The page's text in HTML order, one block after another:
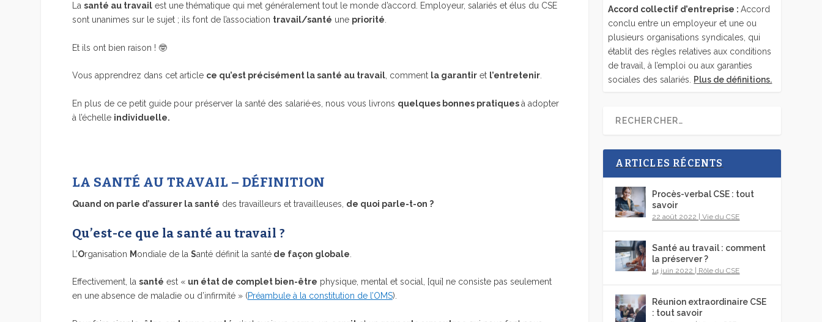
La santé au travailest une thématique qui met généralement tout le monde d’accord. Employeur, salariés et élus du CSE
sont unanimes sur le sujet ; ils font de l’association travail/santé une priorité.
Et ils ont bien raison ! 🤓
Vous apprendrez dans cet article ce qu’est précisément la santé au travail, comment la garantiret l’entretenir.
En plus de ce petit guide pour préserver la santé des salarié·es, nous vous livrons quelques bonnes pratiquesà adopter
à l’échelle individuelle.
LA SANTÉ AU TRAVAIL – DÉFINITION
Quand on parle d’assurer la santé des travailleurs et travailleuses, de quoi parle-t-on ?
Qu’est-ce que la santé au travail ?
L’Organisation M ondiale de la Santé définit la santéde façon globale
Effectivement, la santé est « un état de complet bien-être physique, mental et social, [qui] ne consiste pas seulement
en une absence de maladie ou d’infirmité » (Préambule à la constitution de l’OMS).
Accord collectif d’entreprise :Accord
conclu entre un employeur et une ou
plusieurs organisations syndicales, qui
établit des règles relatives aux conditions
de travail, à l’emploi ou aux garanties
sociales des salariés. Plus de définitions.
ARTICLES RÉCENTS
Procès-verbal CSE : tout
savoir
22 août 2022 |Vie du CSE
Santé au travail : comment
la préserver ?
14 juin 2022 | Rôle du CSE
Réunion extraordinaire CSE
: tout savoir